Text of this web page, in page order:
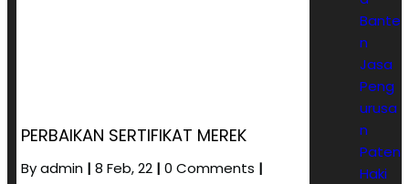
PERBAIKAN SERTIFIKAT MEREK
Byadmin | 8 Feb, 22 | 0 Comments |
Bante
n
Jasa
Peng
urusa
n
Paten
Haki